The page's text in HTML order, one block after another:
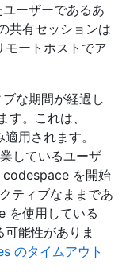
ーザーであるあ
共有セッションは
ートホストでア
な期間が経過し
。これは、
用されます。
しているユーザ
codespace を開始
ティブなままであ
を使用している
能性がありま
のタイムアウト